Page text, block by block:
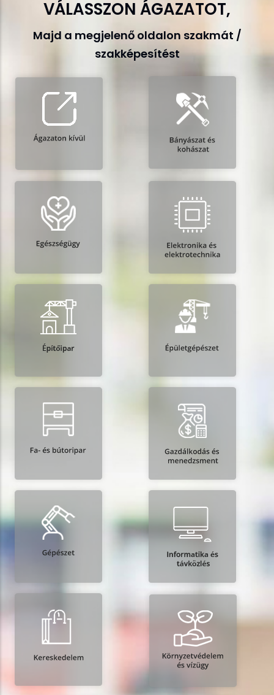
VÁLASSZON ÁGAZATOT,
Majd a megjelenő oldalon szakmát /
szakképesítést